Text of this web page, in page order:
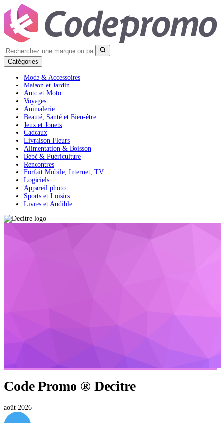
Catégories
Mode & Accessoires
Maison et Jardin
Auto et Moto
Voyages
Animalerie
Beauté, Santé et Bien-être
Jeux et Jouets
Cadeaux
Livraison Fleurs
Alimentation & Boisson
Bébé & Puériculture
Rencontres
Forfait Mobile, Internet, TV
Logiciels
Appareil photo
Sports et Loisirs
Livres et Audible
Code Promo ® Decitre
août 2026